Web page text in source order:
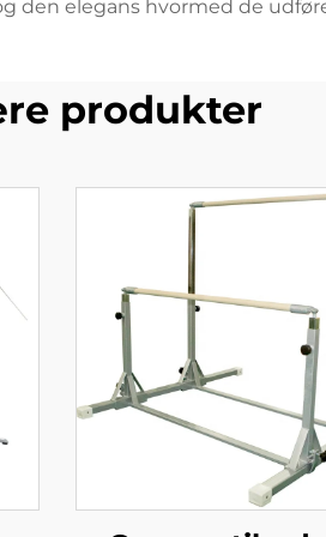
den elegans hvormed de
produkter